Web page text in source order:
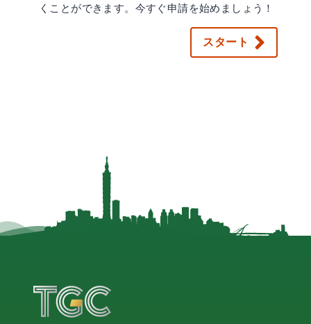
くことができます。今すぐ申請を始めましょう！
スタート